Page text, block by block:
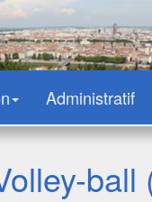
Administratif
ball